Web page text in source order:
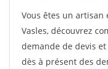
Vous êtes un artisan
Vasles, découvrez
demande de devis
dès à présent des